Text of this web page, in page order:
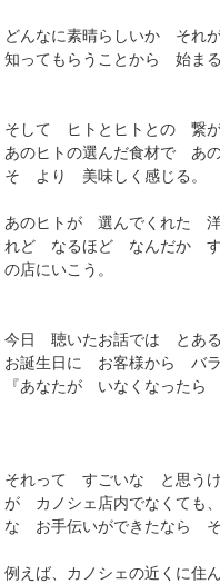
どんなに素晴らしいか そ
知ってもらうことから 始まる
そして ヒトとヒトとの 繋が
あのヒトの選んだ食材で あ
そ より 美味しく感じる。
あのヒトが 選んでくれた
れど なるほど なんだか
の店にいこう。
今日 聴いたお話では とある
お誕生日に お客様から バラ
『あなたが いなくなったら
それって すごいな と思う
が カノシェ店内でなくても
な お手伝いができたなら
例えば、カノシェの近くに住